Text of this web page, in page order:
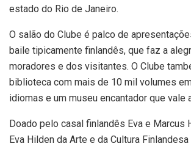
estado do Rio de Janeiro.
O salão do Clube é palco de
baile tipicamente finlandês, que faz a
moradores e dos visitantes. O Clube
biblioteca com mais de 10 mil volumes
idiomas e um museu encantador que vale
Doado pelo casal finlandês Eva e Marcus
Eva Hilden da Arte e da Cultura